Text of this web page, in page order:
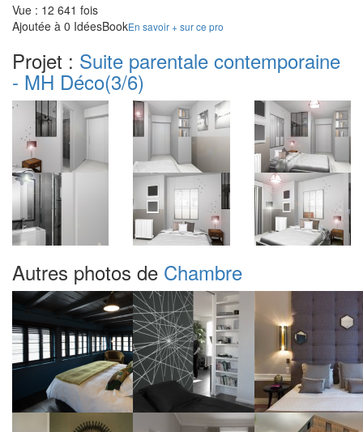
Vue : 12 641 fois
Ajoutée à 0 IdéesBookEn savoir + sur ce pro
Projet : Suite parentale contemporaine
- MH Déco(3/6)
Autres photos de Chambre